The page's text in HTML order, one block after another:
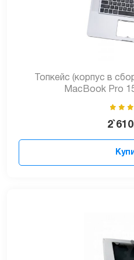
Топкейс (корпус в
MacBook Pro
2`610